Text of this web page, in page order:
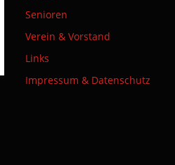
Senioren
Verein & Vorstand
Links
Impressum & Datenschutz